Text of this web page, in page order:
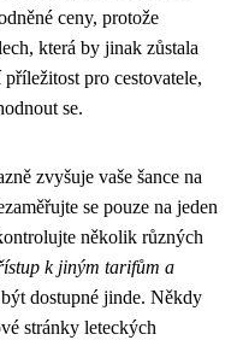
ceny, protože
která by jinak zůstala
pro cestovatele,
se.
zvyšuje vaše šance na
se pouze na jeden
několik různých
k jiným tarifům a
dostupné jinde. Někdy
stránky leteckých